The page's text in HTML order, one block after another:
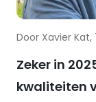
Door Xavier
Zeker in
kwaliteiten